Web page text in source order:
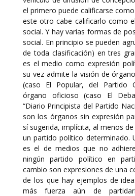
el primero puede calificarse
este otro cabe calificarlo como
social. Y hay varias formas de
social. En principio se pueden
de toda clasificación) en tres
es el medio como expresión
su vez admite la visión de
(caso El Popular, del Partido
órgano oficioso (caso El
“Diario Principista del Partido
son los órganos sin expresión
sí sugerida, implícita, al menos
un partido político determinado.
es el de medios que no
ningún partido político en
cambio son expresiones de una
de los que hay ejemplos de
más fuerza aún de